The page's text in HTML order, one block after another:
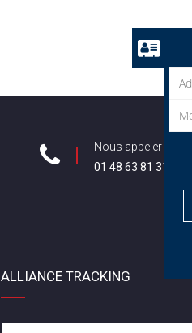
Nous appeler
01 48 63 81 31
ALLIANCE TRACKING